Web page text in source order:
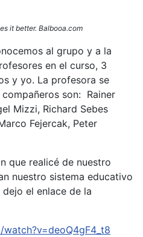
it better. Balbooa.com
al grupo y a la
en el curso, 3
y yo. La profesora se
compañeros son: Rainer
Mizzi, Richard Sebes
Fejercak, Peter
que realicé de nuestro
nuestro sistema educativo
el enlace de la